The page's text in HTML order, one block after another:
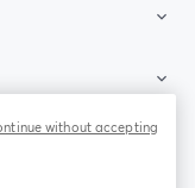
without accepting